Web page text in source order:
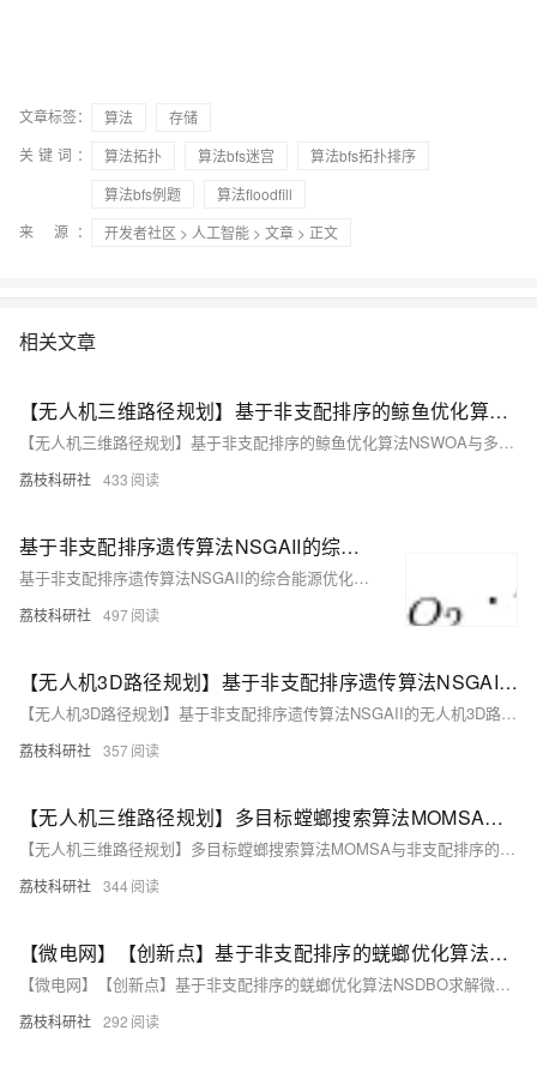
文章标签： 算法
存储
关键词：
算法拓扑 算法bfs迷宫
算法bfs拓扑排序
算法bfs例题
算法floodfill
来 源：
开发者社区 > 人工智能 > 文章 > 正文
相关文章
【无人机三维路径规划】基于非支配排序的鲸鱼优化算法NSWOA与多目标螳螂搜索算法MOMSA求解无人机三维路径规划研究（Matlab代码实现）
【无人机三维路径规划】基于非支配排序的鲸鱼优化算法NSWOA与多目标螳螂搜索算法MOMSA求解无人机三维路径规划研究（Matlab代码实现）
荔枝科研社 433
基于非支配排序遗传算法NSGAII的综合能源优化调度（Matlab代码实现）
基于非支配排序遗传算法NSGAII的综合能源优化调度（Matlab代码实现）
荔枝科研社 497
【无人机3D路径规划】基于非支配排序遗传算法NSGAII的无人机3D路径规划研究（Matlab代码实现）
【无人机3D路径规划】基于非支配排序遗传算法NSGAII的无人机3D路径规划研究（Matlab代码实现）
荔枝科研社 357
【无人机三维路径规划】多目标螳螂搜索算法MOMSA与非支配排序的鲸鱼优化算法NSWOA求解无人机三维路径规划研究（Matlab代码实现）
【无人机三维路径规划】多目标螳螂搜索算法MOMSA与非支配排序的鲸鱼优化算法NSWOA求解无人机三维路径规划研究（Matlab代码实现）
荔枝科研社 344
【微电网】【创新点】基于非支配排序的蜣螂优化算法NSDBO求解微电网多目标优化调度研究(Matlab代码实现)
【微电网】【创新点】基于非支配排序的蜣螂优化算法NSDBO求解微电网多目标优化调度研究(Matlab代码实现)
荔枝科研社 292